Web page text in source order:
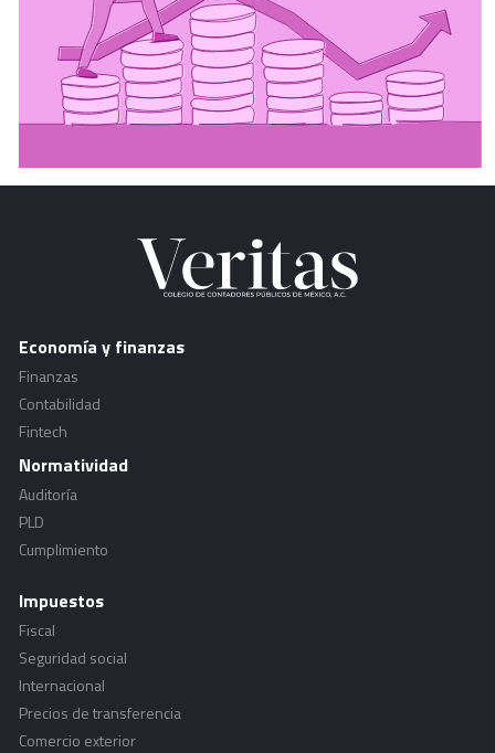
Economía y finanzas
Finanzas
Contabilidad
Fintech
Normatividad
Auditoría
PLD
Cumplimiento
Impuestos
Fiscal
Seguridad social
Internacional
Precios de transferencia
Comercio exterior